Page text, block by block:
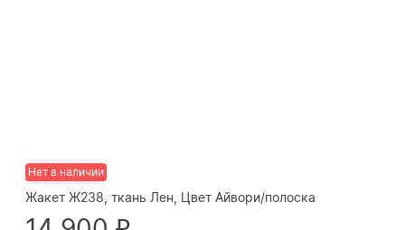
Нет в наличии
Жакет Ж238, ткань Лен, Цвет Айвори/полоска